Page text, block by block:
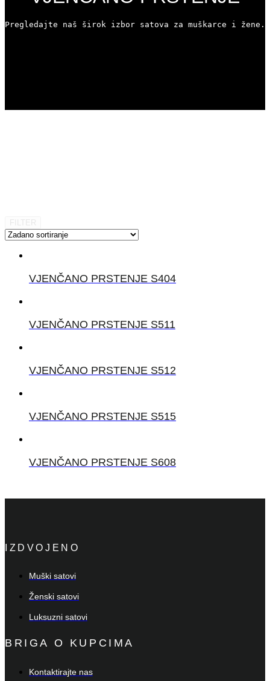
Pregledajte naš širok izbor satova za muškarce i
VJENČANO PRSTENJE S404
VJENČANO PRSTENJE S511
VJENČANO PRSTENJE S512
VJENČANO PRSTENJE S515
VJENČANO PRSTENJE S608
IZDVOJENO
Muški satovi
Ženski satovi
Luksuzni satovi
BRIGA O KUPCIMA
Kontaktirajte nas